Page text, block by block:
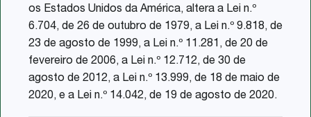
os Estados Unidos da América, altera a Lei n.º
6.704, de 26 de outubro de 1979, a Lei n.º 9.818, de
23 de agosto de 1999, a Lei n.º 11.281, de 20 de
fevereiro de 2006, a Lei n.º 12.712, de 30 de
agosto de 2012, a Lei n.º 13.999, de 18 de maio de
2020, e a Lei n.º 14.042, de 19 de agosto de 2020.